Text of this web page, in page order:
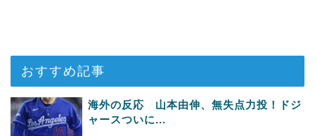
おすすめ記事
海外の反応 山本由伸、無失点力投！ドジ
ャースついに...